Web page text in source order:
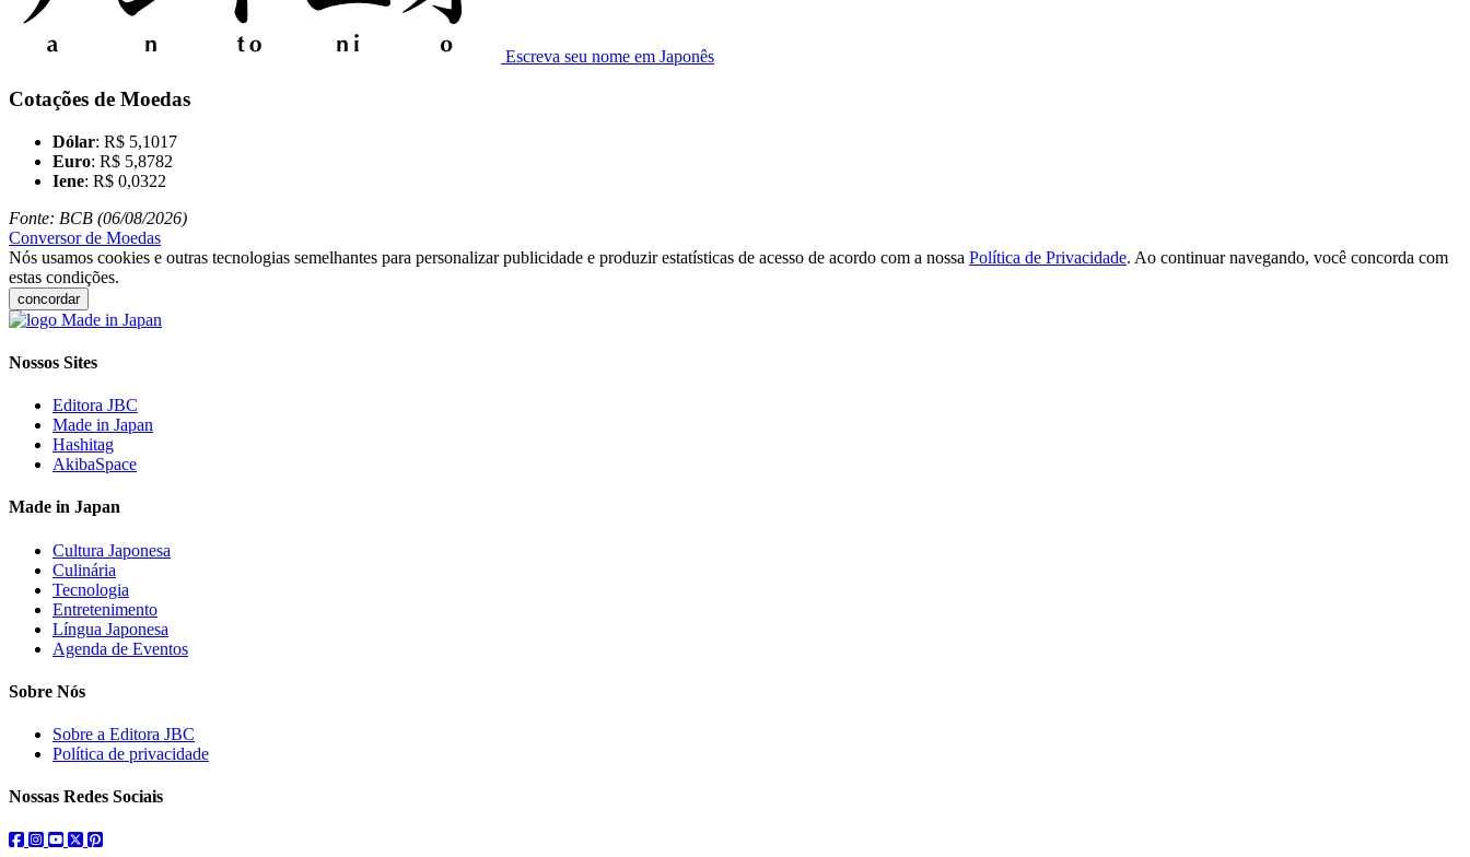
Escreva seu nome em Japonês
Cotações de Moedas
Dólar: R$ 5,1017
Euro: R$ 5,8782
Iene: R$ 0,0322
Fonte: BCB (06/08/2026)
Conversor de Moedas
Nós usamos cookies e outras tecnologias semelhantes para personalizar publicidade e produzir estatísticas de acesso de acordo com a nossa Política de Privacidade. Ao continuar navegando, você concorda com
estas condições.
concordar
Nossos Sites
Editora JBC
Made in Japan
Hashitag
AkibaSpace
Made in Japan
Cultura Japonesa
Culinária
Tecnologia
Entretenimento
Língua Japonesa
Agenda de Eventos
Sobre Nós
Sobre a Editora JBC
Política de privacidade
Nossas Redes Sociais
facebook
instagram
youtube
twitterpinterest